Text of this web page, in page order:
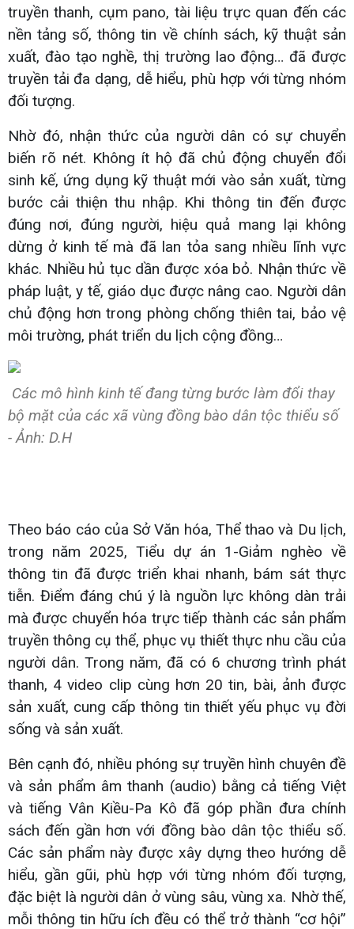
truyền thanh, cụm pano, tài liệu trực quan đến các
nền tảng số, thông tin về chính sách, kỹ thuật sản
xuất, đào tạo nghề, thị trường lao động… đã được
truyền tải đa dạng, dễ hiểu, phù hợp với từng nhóm
đối tượng.
Nhờ đó, nhận thức của người dân có sự chuyển
biến rõ nét. Không ít hộ đã chủ động chuyển đổi
sinh kế, ứng dụng kỹ thuật mới vào sản xuất, từng
bước cải thiện thu nhập. Khi thông tin đến được
đúng nơi, đúng người, hiệu quả mang lại không
dừng ở kinh tế mà đã lan tỏa sang nhiều lĩnh vực
khác. Nhiều hủ tục dần được xóa bỏ. Nhận thức về
pháp luật, y tế, giáo dục được nâng cao. Người dân
chủ động hơn trong phòng chống thiên tai, bảo vệ
môi trường, phát triển du lịch cộng đồng…
Các mô hình kinh tế đang từng bước làm đổi thay
bộ mặt của các xã vùng đồng bào dân tộc thiểu số
- Ảnh: D.H
Theo báo cáo của Sở Văn hóa, Thể thao và Du lịch,
trong năm 2025, Tiểu dự án 1-Giảm nghèo về
thông tin đã được triển khai nhanh, bám sát thực
tiễn. Điểm đáng chú ý là nguồn lực không dàn trải
mà được chuyển hóa trực tiếp thành các sản phẩm
truyền thông cụ thể, phục vụ thiết thực nhu cầu của
người dân. Trong năm, đã có 6 chương trình phát
thanh, 4 video clip cùng hơn 20 tin, bài, ảnh được
sản xuất, cung cấp thông tin thiết yếu phục vụ đời
sống và sản xuất.
Bên cạnh đó, nhiều phóng sự truyền hình chuyên đề
và sản phẩm âm thanh (audio) bằng cả tiếng Việt
và tiếng Vân Kiều-Pa Kô đã góp phần đưa chính
sách đến gần hơn với đồng bào dân tộc thiểu số.
Các sản phẩm này được xây dựng theo hướng dễ
hiểu, gần gũi, phù hợp với từng nhóm đối tượng,
đặc biệt là người dân ở vùng sâu, vùng xa. Nhờ thế,
mỗi thông tin hữu ích đều có thể trở thành “cơ hội”